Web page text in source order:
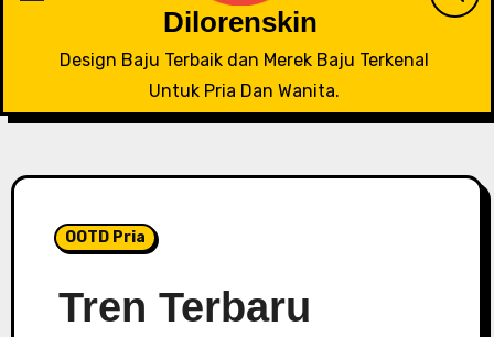
Dilorenskin
Design Baju Terbaik dan Merek Baju Terkenal
Untuk Pria Dan Wanita.
OOTD Pria
Tren Terbaru